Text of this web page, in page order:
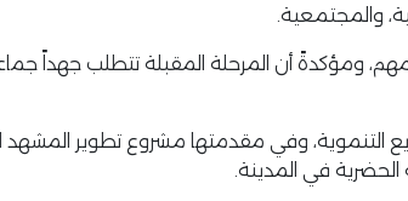
والمجتمعية.
ومؤكدةً أن المرحلة المقبلة تتطلب جهداً
التنموية، وفي مقدمتها مشروع تطوير
في المدينة.